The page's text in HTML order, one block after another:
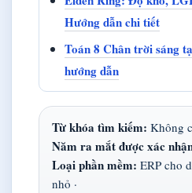
Hướng dẫn chi tiết
Toán 8 Chân trời sáng
hướng dẫn
Từ khóa tìm kiếm: Không
Năm ra mắt được xác
Loại phần mềm: ERP cho
nhỏ ·